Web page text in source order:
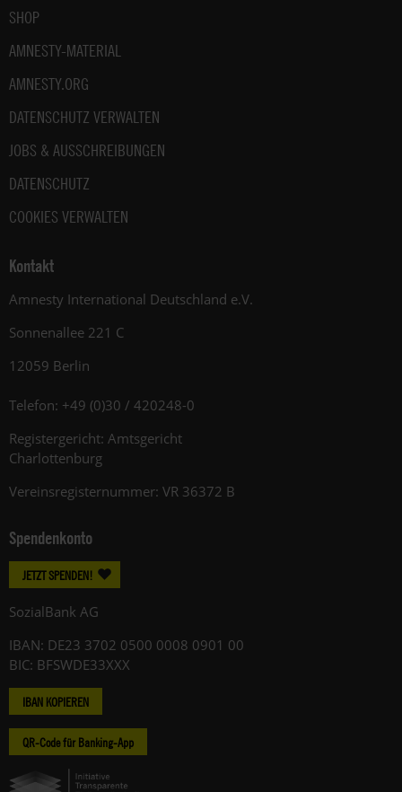
SHOP
AMNESTY-MATERIAL
AMNESTY.ORG
DATENSCHUTZ VERWALTEN
JOBS & AUSSCHREIBUNGEN
DATENSCHUTZ
COOKIES VERWALTEN
Kontakt
Amnesty International Deutschland e.V.
Sonnenallee 221 C
12059 Berlin
Telefon: +49 (0)30 / 420248-0
Registergericht: Amtsgericht
Charlottenburg
Vereinsregisternummer: VR 36372 B
Spendenkonto
JETZT SPENDEN!
SozialBank AG
IBAN: DE23 3702 0500 0008 0901 00
BIC: BFSWDE33XXX
IBAN KOPIEREN
QR-Code für Banking-App